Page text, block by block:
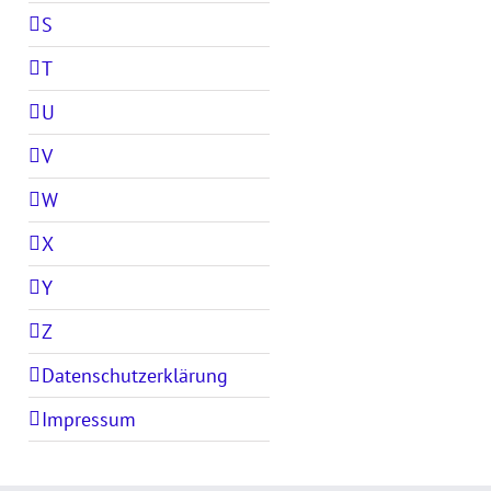
S
T
U
V
W
X
Y
Z
Datenschutzerklärung
Impressum